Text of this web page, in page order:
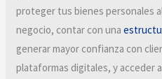
proteger tus bienes personales
negocio, contar con una
generar mayor confianza con
plataformas digitales, y acceder